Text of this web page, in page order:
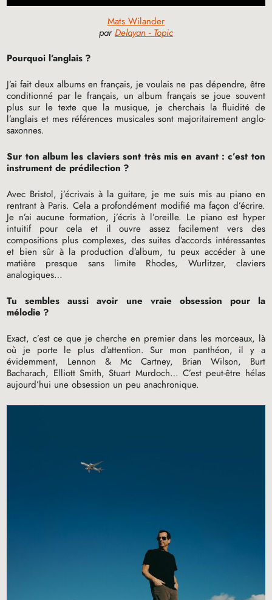
Mats Wilander
parDelayan - Topic
Pourquoi l’anglais ?
J’ai fait deux albums en français, je voulais ne pas dépendre, être
conditionné par le français, un album français se joue souvent
plus sur le texte que la musique, je cherchais la fluidité de
l’anglais et mes références musicales sont majoritairement anglo-
saxonnes.
Sur ton album les claviers sont très mis en avant : c’est ton
instrument de prédilection ?
Avec Bristol, j’écrivais à la guitare, je me suis mis au piano en
rentrant à Paris. Cela a profondément modifié ma façon d’écrire.
Je n’ai aucune formation, j’écris à l’oreille. Le piano est hyper
intuitif pour cela et il ouvre assez facilement vers des
compositions plus complexes, des suites d’accords intéressantes
et bien sûr à la production d’album, tu peux accéder à une
matière presque sans limite Rhodes, Wurlitzer, claviers
analogiques…
Tu sembles aussi avoir une vraie obsession pour la
mélodie ?
Exact, c’est ce que je cherche en premier dans les morceaux, là
où je porte le plus d’attention. Sur mon panthéon, il y a
évidemment, Lennon & Mc Cartney, Brian Wilson, Burt
Bacharach, Elliott Smith, Stuart Murdoch… C’est peut-être hélas
aujourd’hui une obsession un peu anachronique.